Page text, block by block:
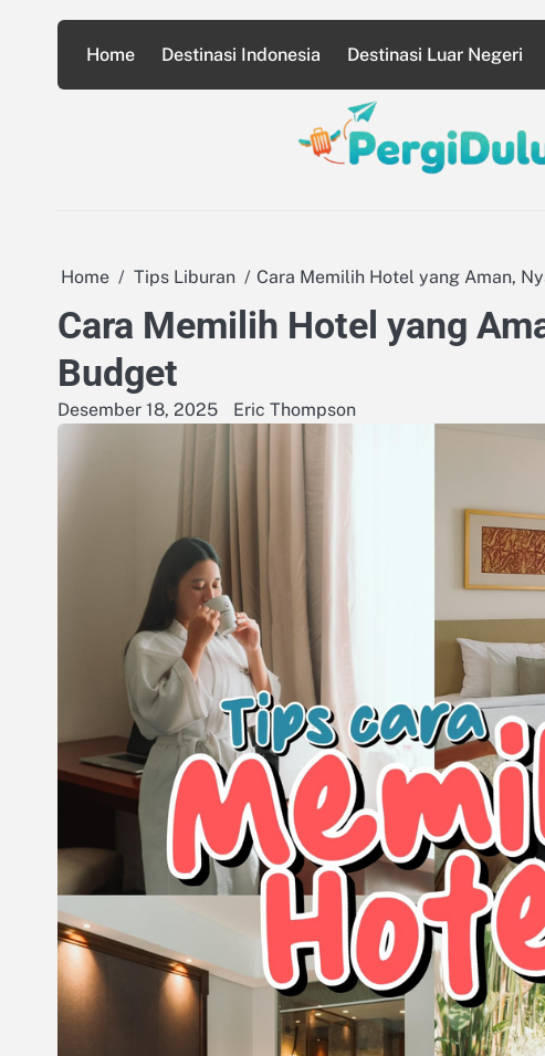
Home Destinasi Indonesia Destinasi Luar Negeri
Home Tips Liburan Cara Memilih Hotel yang Aman,
Cara Memilih Hotel yang
Budget
Desember 18, 2025 Eric Thompson